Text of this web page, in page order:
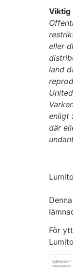
Viktig
eller
land
enligt
där
För